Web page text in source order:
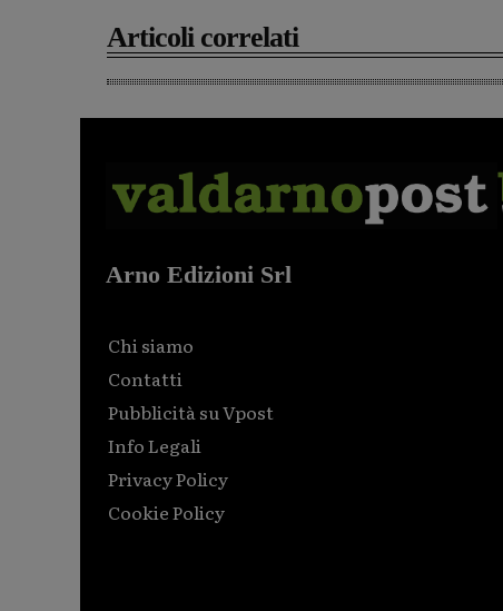
Articoli correlati
Arno Edizioni Srl
Chi siamo
Contatti
Pubblicità su Vpost
Info Legali
Privacy Policy
Cookie Policy